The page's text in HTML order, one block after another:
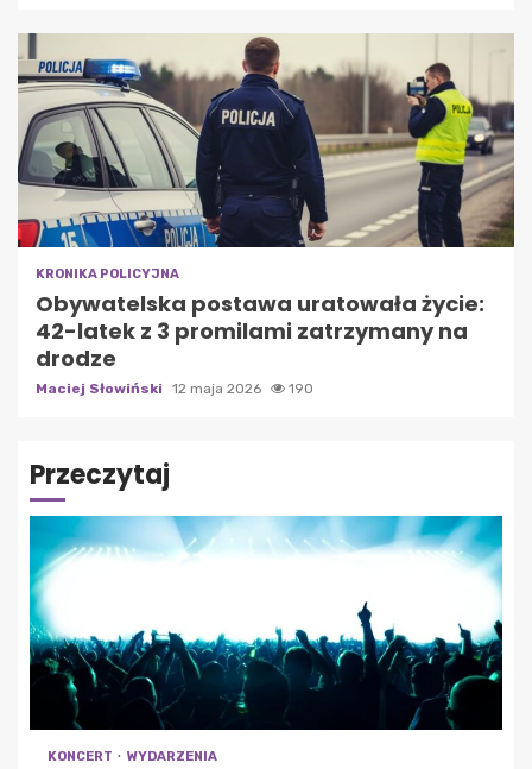
KRONIKA POLICYJNA
Obywatelska postawa uratowała życie:
42-latek z 3 promilami zatrzymany na
drodze
Maciej Słowiński 12 maja 2026 190
Przeczytaj
KONCERT WYDARZENIA